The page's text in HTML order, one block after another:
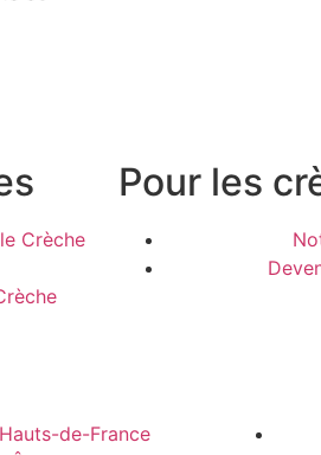
Crèche
Pour les
Hauts-de-France